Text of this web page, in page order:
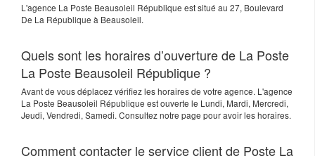
L'agence La Poste Beausoleil République est situé au 27, Boulevard
De La République à Beausoleil.
Quels sont les horaires d’ouverture de La Poste
La Poste Beausoleil République ?
Avant de vous déplacez vérifiez les horaires de votre agence. L'agence
La Poste Beausoleil République est ouverte le Lundi, Mardi, Mercredi,
Jeudi, Vendredi, Samedi. Consultez notre page pour avoir les horaires.
Comment contacter le service client de Poste La